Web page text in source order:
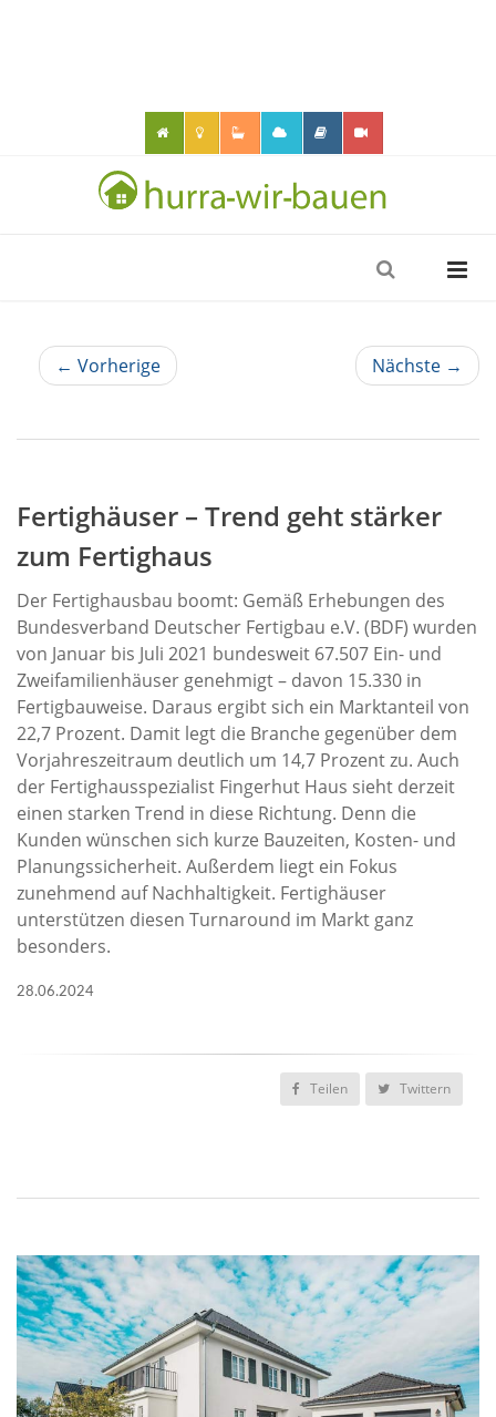
← Vorherige Nächste →
Fertighäuser – Trend geht stärker
zum Fertighaus
Der Fertighausbau boomt: Gemäß Erhebungen des
Bundesverband Deutscher Fertigbau e.V. (BDF) wurden
von Januar bis Juli 2021 bundesweit 67.507 Ein- und
Zweifamilienhäuser genehmigt – davon 15.330 in
Fertigbauweise. Daraus ergibt sich ein Marktanteil von
22,7 Prozent. Damit legt die Branche gegenüber dem
Vorjahreszeitraum deutlich um 14,7 Prozent zu. Auch
der Fertighausspezialist Fingerhut Haus sieht derzeit
einen starken Trend in diese Richtung. Denn die
Kunden wünschen sich kurze Bauzeiten, Kosten- und
Planungssicherheit. Außerdem liegt ein Fokus
zunehmend auf Nachhaltigkeit. Fertighäuser
unterstützen diesen Turnaround im Markt ganz
besonders.
28.06.2024
Teilen Twittern